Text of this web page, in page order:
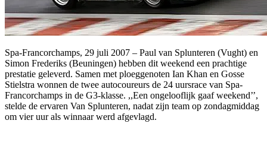
Spa-Francorchamps, 29 juli 2007 – Paul van Splunteren (Vught) en
Simon Frederiks (Beuningen) hebben dit weekend een prachtige
prestatie geleverd. Samen met ploeggenoten Ian Khan en Gosse
Stielstra wonnen de twee autocoureurs de 24 uursrace van Spa-
Francorchamps in de G3-klasse. ,,Een ongelooflijk gaaf weekend’’,
stelde de ervaren Van Splunteren, nadat zijn team op zondagmiddag
om vier uur als winnaar werd afgevlagd.